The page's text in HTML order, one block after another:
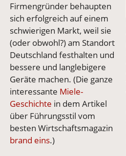
Firmengründer behaupten
sich erfolgreich auf einem
schwierigen Markt, weil sie
(oder obwohl?) am Standort
Deutschland festhalten und
bessere und langlebigere
Geräte machen. (Die ganze
interessante Miele-
Geschichte in dem Artikel
über Führungsstil vom
besten Wirtschaftsmagazin
brand eins.)